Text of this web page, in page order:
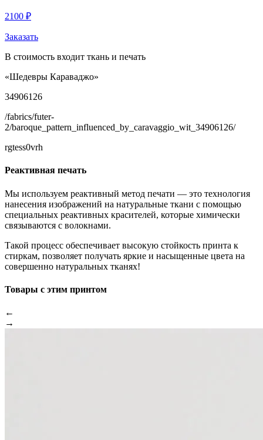
2100 ₽
Заказать
В стоимость входит ткань и печать
«Шедевры Караваджо»
34906126
/fabrics/futer-
2/baroque_pattern_influenced_by_caravaggio_wit_34906126/
rgtess0vrh
Реактивная печать
Мы используем реактивный метод печати — это технология
нанесения изображений на натуральные ткани с помощью
специальных реактивных красителей, которые химически
связываются с волокнами.
Такой процесс обеспечивает высокую стойкость принта к
стиркам, позволяет получать яркие и насыщенные цвета на
совершенно натуральных тканях!
Товары с этим принтом
←
→